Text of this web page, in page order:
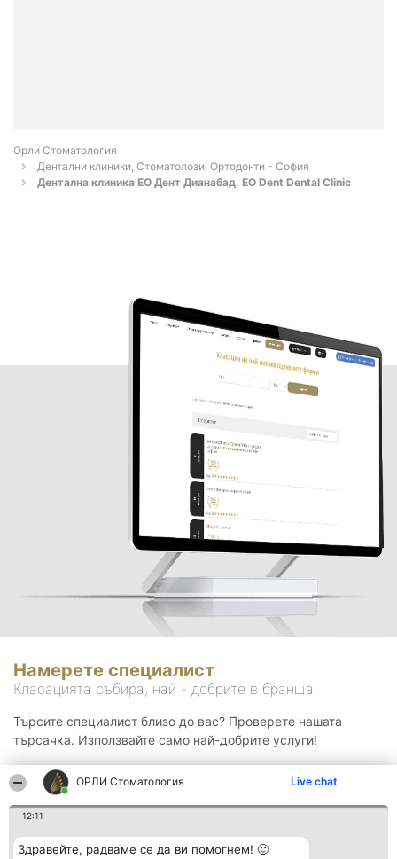
ОРЛИ Стоматология Live chat
12:11
Здравейте, радваме се да ви помогнем! 🙂
Орли Стоматология
Дентални клиники, Стоматолози, Ортодонти - София
Дентална клиника ЕО Дент Дианабад, EO Dent Dental Clinic
Намерете специалист
Класацията събира, най - добрите в бранша.
Търсите специалист близо до вас? Проверете нашата
търсачка. Използвайте само най-добрите услуги!